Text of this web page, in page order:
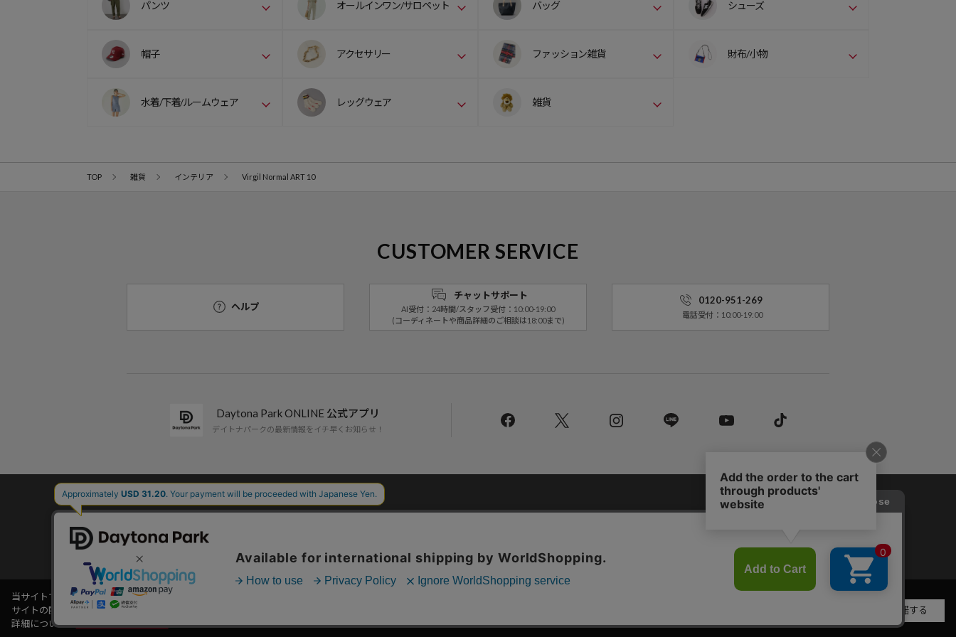
パンツ オールインワン/サロペット バッグ シューズ
帽子 アクセサリー ファッション雑貨 財布/小物
水着/下着/ルームウェア レッグウェア 雑貨
TOP 雑貨 インテリア Virgil Normal ART 10
CUSTOMER SERVICE
ヘルプ
チャットサポート
AI受付：24時間/スタッフ受付：10:00-19:00
(コーディネートや商品詳細のご相談は18:00まで)
0120-951-269
電話受付：10:00-19:00
Daytona Park ONLINE 公式アプリ
デイトナパークの最新情報をイチ早くお知らせ！
Copyright © DAYTONA INTERNATIONAL Co.,Ltd All Rights Reserved.
当サイトでは利用体験の向上およびコンテンツの最適な提供、トラフィックの分析を目的としてCookieを使用しています。
サイトの閲覧を継続された場合、Cookieの利用に同意したことものといたします。
詳細についてはプライバシーポリシーをご確認ください。
承諾する